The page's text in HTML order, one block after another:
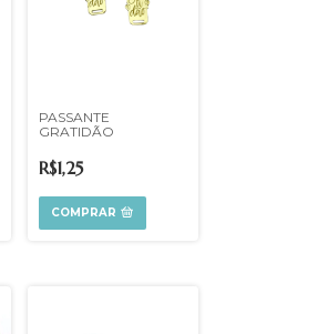
PASSANTE
GRATIDÃO
R$1,25
COMPRAR